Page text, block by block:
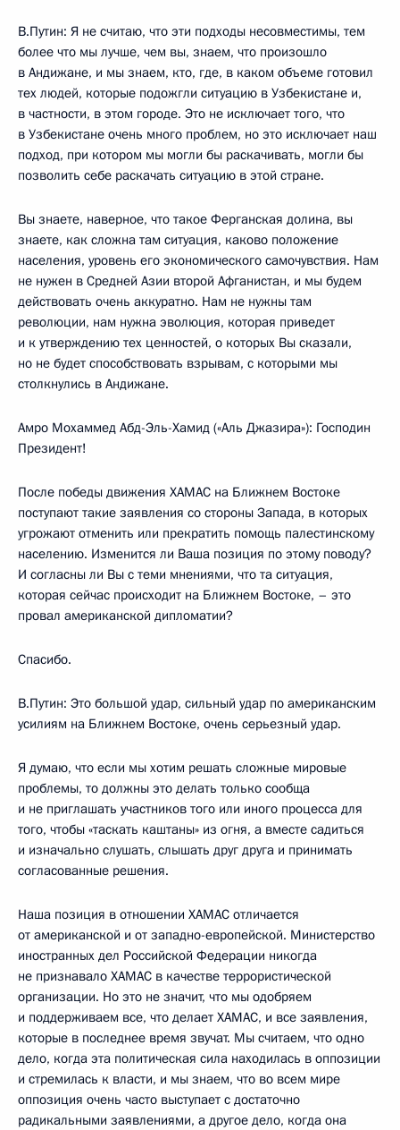
В.Путин: Я не считаю, что эти подходы несовместимы, тем
более что мы лучше, чем вы, знаем, что произошло
в Андижане, и мы знаем, кто, где, в каком объеме готовил
тех людей, которые подожгли ситуацию в Узбекистане и,
в частности, в этом городе. Это не исключает того, что
в Узбекистане очень много проблем, но это исключает наш
подход, при котором мы могли бы раскачивать, могли бы
позволить себе раскачать ситуацию в этой стране.
Вы знаете, наверное, что такое Ферганская долина, вы
знаете, как сложна там ситуация, каково положение
населения, уровень его экономического самочувствия. Нам
не нужен в Средней Азии второй Афганистан, и мы будем
действовать очень аккуратно. Нам не нужны там
революции, нам нужна эволюция, которая приведет
и к утверждению тех ценностей, о которых Вы сказали,
но не будет способствовать взрывам, с которыми мы
столкнулись в Андижане.
Амро Мохаммед Абд-Эль-Хамид («Аль Джазира»): Господин
Президент!
После победы движения ХАМАС на Ближнем Востоке
поступают такие заявления со стороны Запада, в которых
угрожают отменить или прекратить помощь палестинскому
населению. Изменится ли Ваша позиция по этому поводу?
И согласны ли Вы с теми мнениями, что та ситуация,
которая сейчас происходит на Ближнем Востоке, – это
провал американской дипломатии?
Спасибо.
В.Путин: Это большой удар, сильный удар по американским
усилиям на Ближнем Востоке, очень серьезный удар.
Я думаю, что если мы хотим решать сложные мировые
проблемы, то должны это делать только сообща
и не приглашать участников того или иного процесса для
того, чтобы «таскать каштаны» из огня, а вместе садиться
и изначально слушать, слышать друг друга и принимать
согласованные решения.
Наша позиция в отношении ХАМАС отличается
от американской и от западно-европейской. Министерство
иностранных дел Российской Федерации никогда
не признавало ХАМАС в качестве террористической
организации. Но это не значит, что мы одобряем
и поддерживаем все, что делает ХАМАС, и все заявления,
которые в последнее время звучат. Мы считаем, что одно
дело, когда эта политическая сила находилась в оппозиции
и стремилась к власти, и мы знаем, что во всем мире
оппозиция очень часто выступает с достаточно
радикальными заявлениями, а другое дело, когда она